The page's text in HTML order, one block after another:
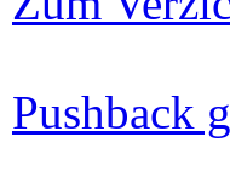
Pushback